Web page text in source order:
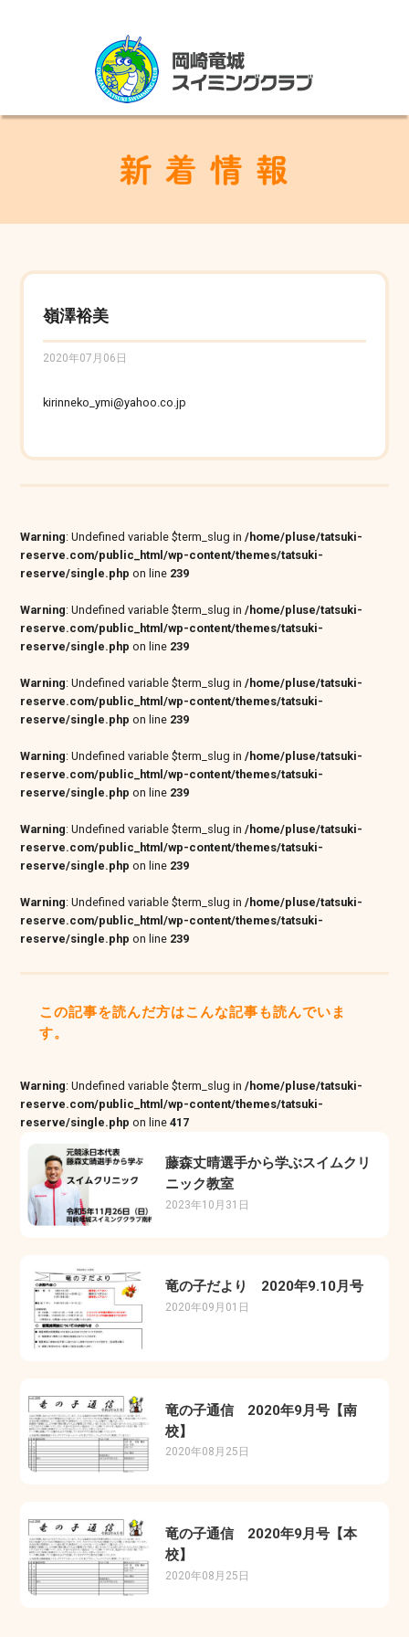
嶺澤裕美
2020年07月06日
kirinneko_ymi@yahoo.co.jp
Warning: Undefined variable $term_slug in/home/pluse/tatsuki-
reserve.com/public_html/wp-content/themes/tatsuki-
reserve/single.php on line 239
Warning: Undefined variable $term_slug in/home/pluse/tatsuki-
reserve.com/public_html/wp-content/themes/tatsuki-
reserve/single.php on line 239
Warning: Undefined variable $term_slug in/home/pluse/tatsuki-
reserve.com/public_html/wp-content/themes/tatsuki-
reserve/single.php on line 239
Warning: Undefined variable $term_slug in/home/pluse/tatsuki-
reserve.com/public_html/wp-content/themes/tatsuki-
reserve/single.php on line 239
Warning: Undefined variable $term_slug in/home/pluse/tatsuki-
reserve.com/public_html/wp-content/themes/tatsuki-
reserve/single.php on line 239
Warning: Undefined variable $term_slug in/home/pluse/tatsuki-
reserve.com/public_html/wp-content/themes/tatsuki-
reserve/single.php on line 239
この記事を読んだ方はこんな記事も読んでいま
す。
Warning: Undefined variable $term_slug in/home/pluse/tatsuki-
reserve.com/public_html/wp-content/themes/tatsuki-
reserve/single.php on line417
藤森丈晴選手から学ぶスイムクリ
ニック教室
2023年10月31日
竜の子だより 2020年9.10月号
2020年09月01日
竜の子通信 2020年9月号【南
校】
2020年08月25日
竜の子通信 2020年9月号【本
校】
2020年08月25日